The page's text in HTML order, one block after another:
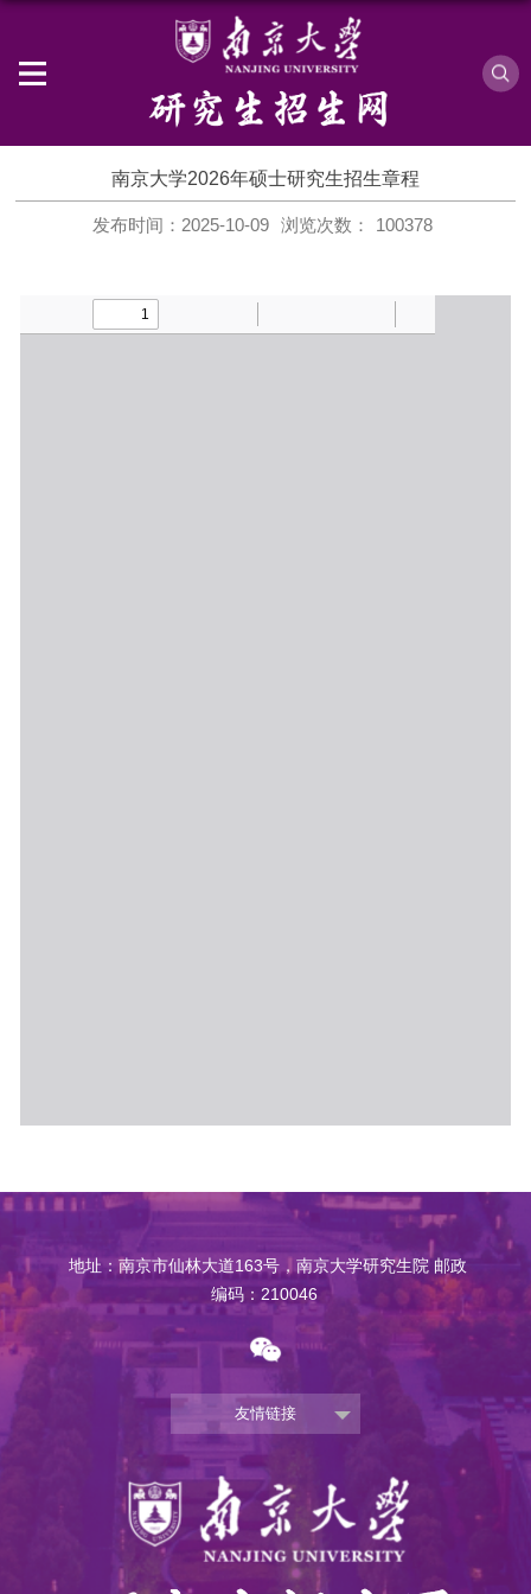
南京大学2026年硕士研究生招生章程
发布时间：2025-10-09 浏览次数： 100378
地址：南京市仙林大道163号，南京大学研究生院 邮政
编码：210046
友情链接